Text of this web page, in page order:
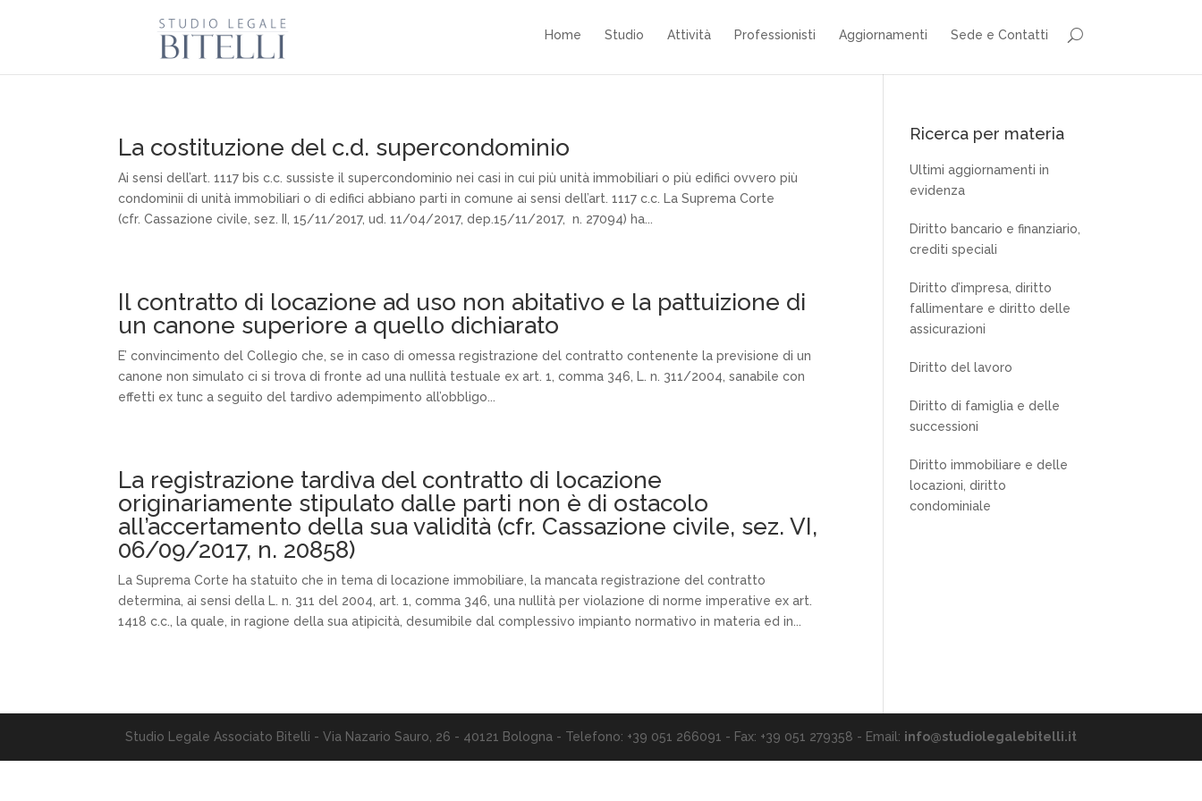
Home Studio Attività Professionisti Aggiornamenti Sede e Contatti
La costituzione del c.d. supercondominio
Ai sensi dell’art. 1117 bis c.c. sussiste il supercondominio nei casi in cui più unità immobiliari o più edifici ovvero più
condominii di unità immobiliari o di edifici abbiano parti in comune ai sensi dell’art. 1117 c.c. La Suprema Corte
(cfr. Cassazione civile, sez. II, 15/11/2017, ud. 11/04/2017, dep.15/11/2017, n. 27094) ha...
Il contratto di locazione ad uso non abitativo e la pattuizione di
un canone superiore a quello dichiarato
E’ convincimento del Collegio che, se in caso di omessa registrazione del contratto contenente la previsione di un
canone non simulato ci si trova di fronte ad una nullità testuale ex art. 1, comma 346, L. n. 311/2004, sanabile con
effetti ex tunc a seguito del tardivo adempimento all’obbligo...
La registrazione tardiva del contratto di locazione
originariamente stipulato dalle parti non è di ostacolo
all’accertamento della sua validità (cfr. Cassazione civile, sez. VI,
06/09/2017, n. 20858)
La Suprema Corte ha statuito che in tema di locazione immobiliare, la mancata registrazione del contratto
determina, ai sensi della L. n. 311 del 2004, art. 1, comma 346, una nullità per violazione di norme imperative ex art.
1418 c.c., la quale, in ragione della sua atipicità, desumibile dal complessivo impianto normativo in materia ed in...
Ricerca per materia
Ultimi aggiornamenti in
evidenza
Diritto bancario e finanziario,
crediti speciali
Diritto d’impresa, diritto
fallimentare e diritto delle
assicurazioni
Diritto del lavoro
Diritto di famiglia e delle
successioni
Diritto immobiliare e delle
locazioni, diritto
condominiale
Studio Legale Associato Bitelli - Via Nazario Sauro, 26 - 40121 Bologna - Telefono: +39 051 266091 - Fax: +39 051 279358 - Email: info@studiolegalebitelli.it